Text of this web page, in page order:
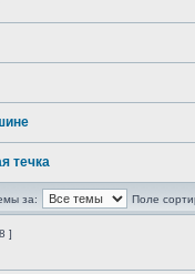
течка
за: Поле
]